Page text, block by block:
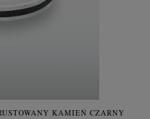
KAMIEŃ CZARNY